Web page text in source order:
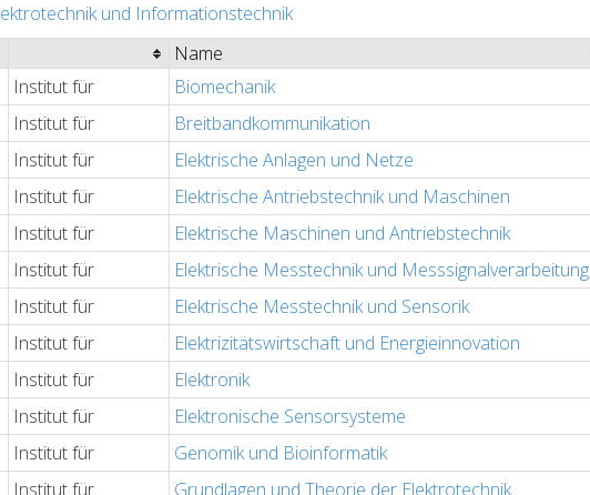
und Informationstechnik
Name
Institut für Biomechanik
Institut für Breitbandkommunikation
Institut für Elektrische Anlagen und Netze
Institut für Elektrische Antriebstechnik und Maschinen
Institut für Elektrische Maschinen und Antriebstechnik
Institut für Elektrische Messtechnik und Messsignalverarbeitung
Institut für Elektrische Messtechnik und Sensorik
Institut für Elektrizitätswirtschaft und Energieinnovation
Institut für Elektronik
Institut für Elektronische Sensorsysteme
Institut für Genomik und Bioinformatik
Institut für Grundlagen und Theorie der Elektrotechnik